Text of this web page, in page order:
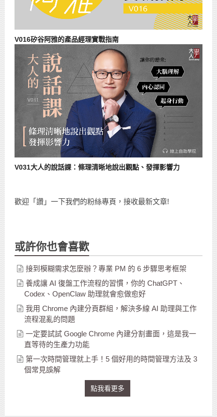
V016矽谷阿雅的產品經理實戰指南
V031大人的說話課：條理清晰地說出觀點、發揮影響力
歡迎「讚」一下我們的粉絲專頁，接收最新文章!
或許你也會喜歡
接到模糊需求怎麼辦？專業 PM 的 6 步驟思考框架
養成讓 AI 復盤工作流程的習慣，你的 ChatGPT、
Codex、OpenClaw 助理就會愈做愈好
我用 Chrome 內建分頁群組，解決多線 AI 助理與工作
流程混亂的問題
一定要試試 Google Chrome 內建分割畫面，這是我一
直等待的生產力功能
第一次時間管理就上手！5 個好用的時間管理方法及 3
個常見誤解
點我看更多